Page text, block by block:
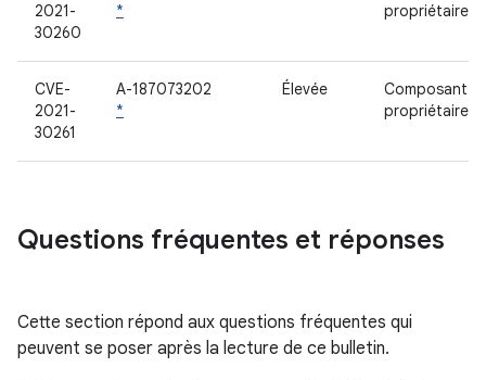
2021-
30260
*
propriétaire
CVE-
2021-
30261
A-187073202
*
Élevée
Composant
propriétaire
Questions fréquentes et réponses
Cette section répond aux questions fréquentes qui
peuvent se poser après la lecture de ce bulletin.